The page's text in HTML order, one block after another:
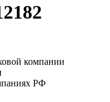
компании
РФ